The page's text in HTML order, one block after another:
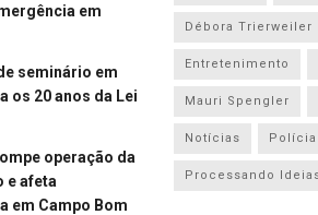
em
seminário em
os 20 anos da Lei
operação da
e afeta
em Campo Bom
Débora Trierweiler
Entretenimento
Mauri Spengler
Notícias Polícia
Processando